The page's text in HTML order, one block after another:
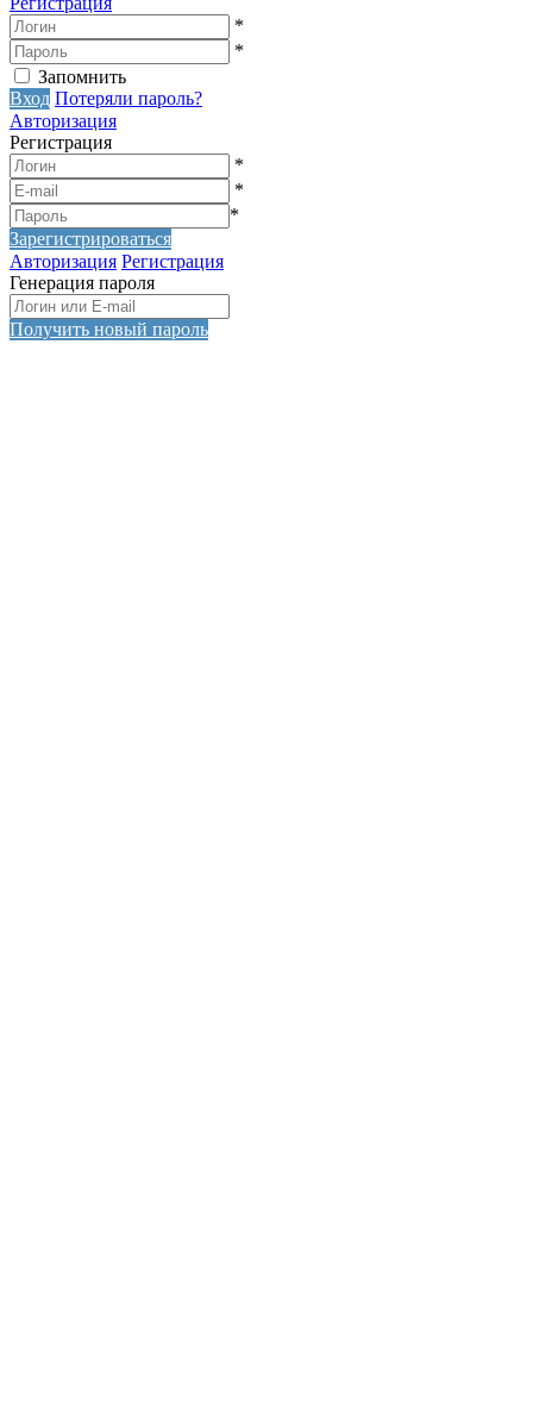
*
*
Запомнить
Вход Потеряли пароль?
Авторизация
Регистрация
*
*
*
Зарегистрироваться
Авторизация Регистрация
Генерация пароля
Получить новый пароль